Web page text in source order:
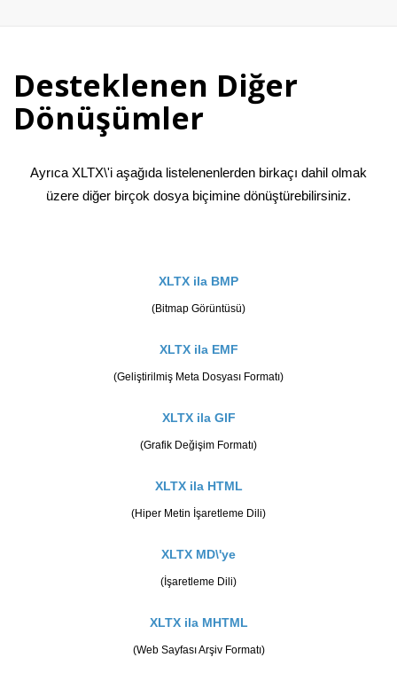
Desteklenen Diğer
Dönüşümler
Ayrıca XLTX\'i aşağıda listelenenlerden birkaçı dahil olmak
üzere diğer birçok dosya biçimine dönüştürebilirsiniz.
XLTX ila BMP
(Bitmap Görüntüsü)
XLTX ila EMF
(Geliştirilmiş Meta Dosyası Formatı)
XLTX ila GIF
(Grafik Değişim Formatı)
XLTX ila HTML
(Hiper Metin İşaretleme Dili)
XLTX MD\'ye
(İşaretleme Dili)
XLTX ila MHTML
(Web Sayfası Arşiv Formatı)